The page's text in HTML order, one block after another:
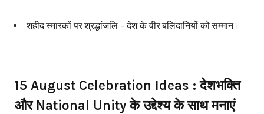
शहीद स्मारकों पर श्रद्धांजलि – देश के वीर बलिदानियों को सम्मान।
15 August Celebration Ideas : देशभक्ति
और National Unity के उद्देश्य के साथ मनाएं